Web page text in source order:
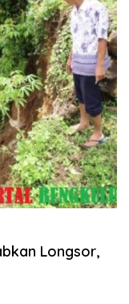
Longsor,